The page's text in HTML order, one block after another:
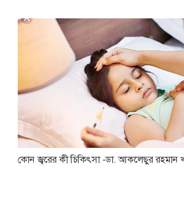
কোন জ্বরের কী চিকিৎসা -ডা. আকলেছুর রহমান